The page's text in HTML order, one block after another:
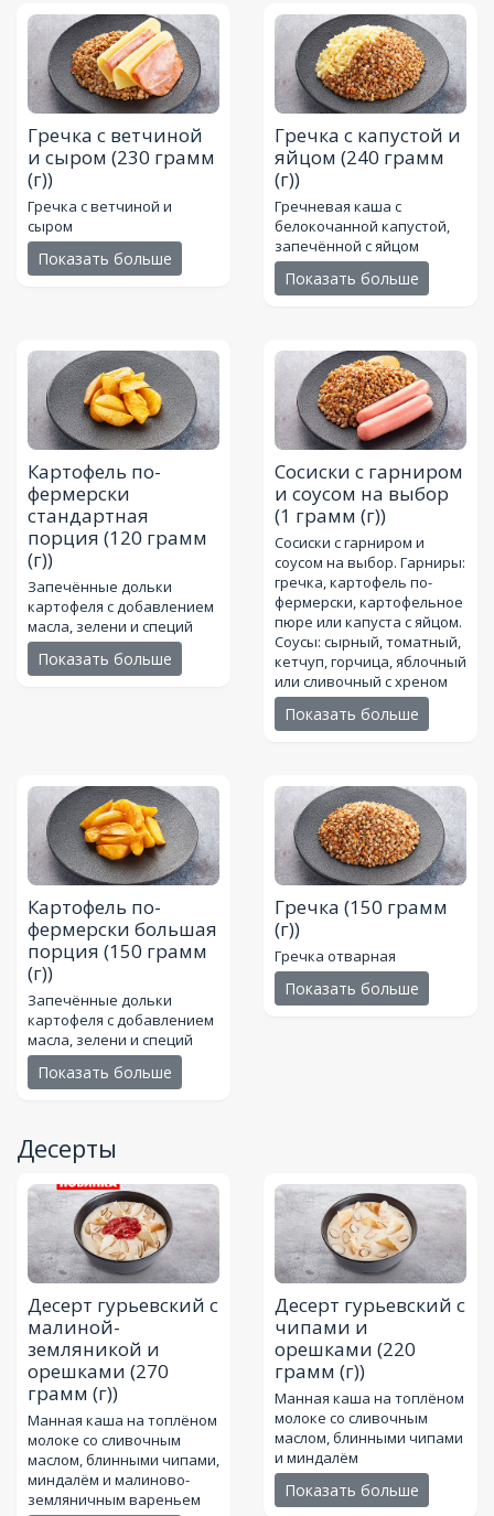
Гречка с ветчиной
и сыром (230 грамм
(г))
Гречка с ветчиной и
сыром
Показать больше
Гречка с капустой и
яйцом (240 грамм
(г))
Гречневая каша с
белокочанной капустой,
запечённой с яйцом
Показать больше
Картофель по-
фермерски
стандартная
порция (120 грамм
(г))
Запечённые дольки
картофеля с добавлением
масла, зелени и специй
Показать больше
Сосиски с гарниром
и соусом на выбор
(1 грамм (г))
Сосиски с гарниром и
соусом на выбор. Гарниры:
гречка, картофель по-
фермерски, картофельное
пюре или капуста с яйцом.
Соусы: сырный, томатный,
кетчуп, горчица, яблочный
или сливочный с хреном
Показать больше
Картофель по-
фермерски большая
порция (150 грамм
(г))
Запечённые дольки
картофеля с добавлением
масла, зелени и специй
Показать больше
Гречка (150 грамм
(г))
Гречка отварная
Показать больше
Десерты
Десерт гурьевский с
малиной-
земляникой и
орешками (270
грамм (г))
Манная каша на топлёном
молоке со сливочным
маслом, блинными чипами,
миндалём и малиново-
земляничным вареньем
Десерт гурьевский с
чипами и
орешками (220
грамм (г))
Манная каша на топлёном
молоке со сливочным
маслом, блинными чипами
и миндалём
Показать больше